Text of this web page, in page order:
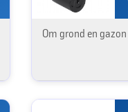
Om grond en